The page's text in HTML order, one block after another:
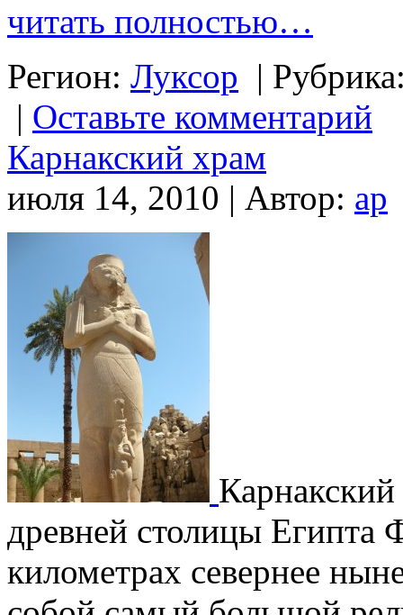
читать полностью…
Регион: Луксор |
| Оставьте комментарий
Карнакский храм
июля 14, 2010 | Автор: ap
древней столицы Египта
километрах севернее